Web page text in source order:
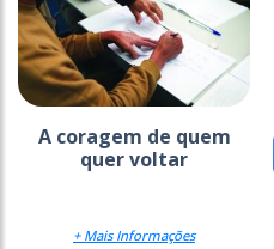
A coragem de quem
quer voltar
+ Mais Informações